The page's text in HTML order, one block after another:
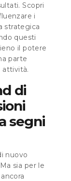
Scopri
i
strategica
questi
il potere
parte
attività.
di
segni
nuovo
sia per le